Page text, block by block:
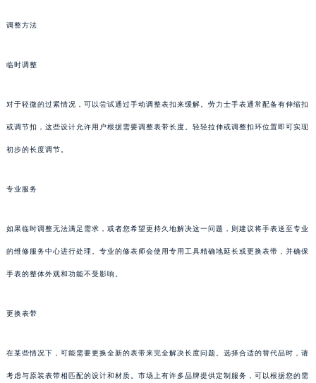
调整方法
临时调整
对于轻微的过紧情况，可以尝试通过手动调整表扣来缓解。劳力士手表通常配备有伸缩扣
或调节扣，这些设计允许用户根据需要调整表带长度。轻轻拉伸或调整扣环位置即可实现
初步的长度调节。
专业服务
如果临时调整无法满足需求，或者您希望更持久地解决这一问题，则建议将手表送至专业
的维修服务中心进行处理。专业的修表师会使用专用工具精确地延长或更换表带，并确保
手表的整体外观和功能不受影响。
更换表带
在某些情况下，可能需要更换全新的表带来完全解决长度问题。选择合适的替代品时，请
考虑与原装表带相匹配的设计和材质。市场上有许多品牌提供定制服务，可以根据您的需